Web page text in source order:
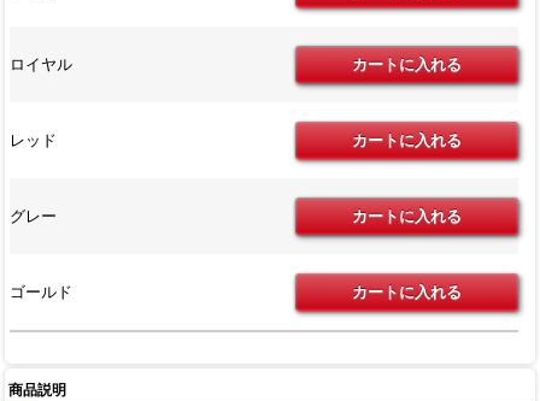
ロイヤル
レッド
グレー
ゴールド
商品説明